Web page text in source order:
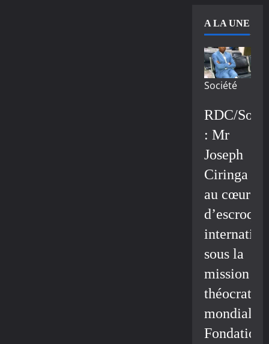
A LA UNE
Société
RDC/
: Mr
Joseph
Ciringa
au cœur
sous la
mission
mondiale/
Fondation